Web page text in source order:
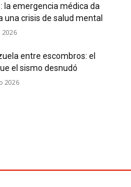
la emergencia médica da
una crisis de salud mental
entre escombros: el
el sismo desnudó
2026